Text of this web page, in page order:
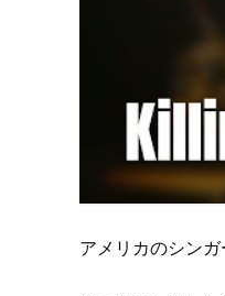
アメリカのシンガ